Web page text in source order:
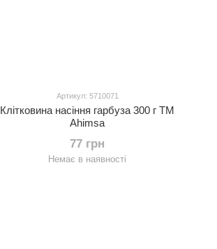
Артикул: 5710071
Клітковина насіння гарбуза 300 г TM
Ahimsa
77 грн
Немає в наявності